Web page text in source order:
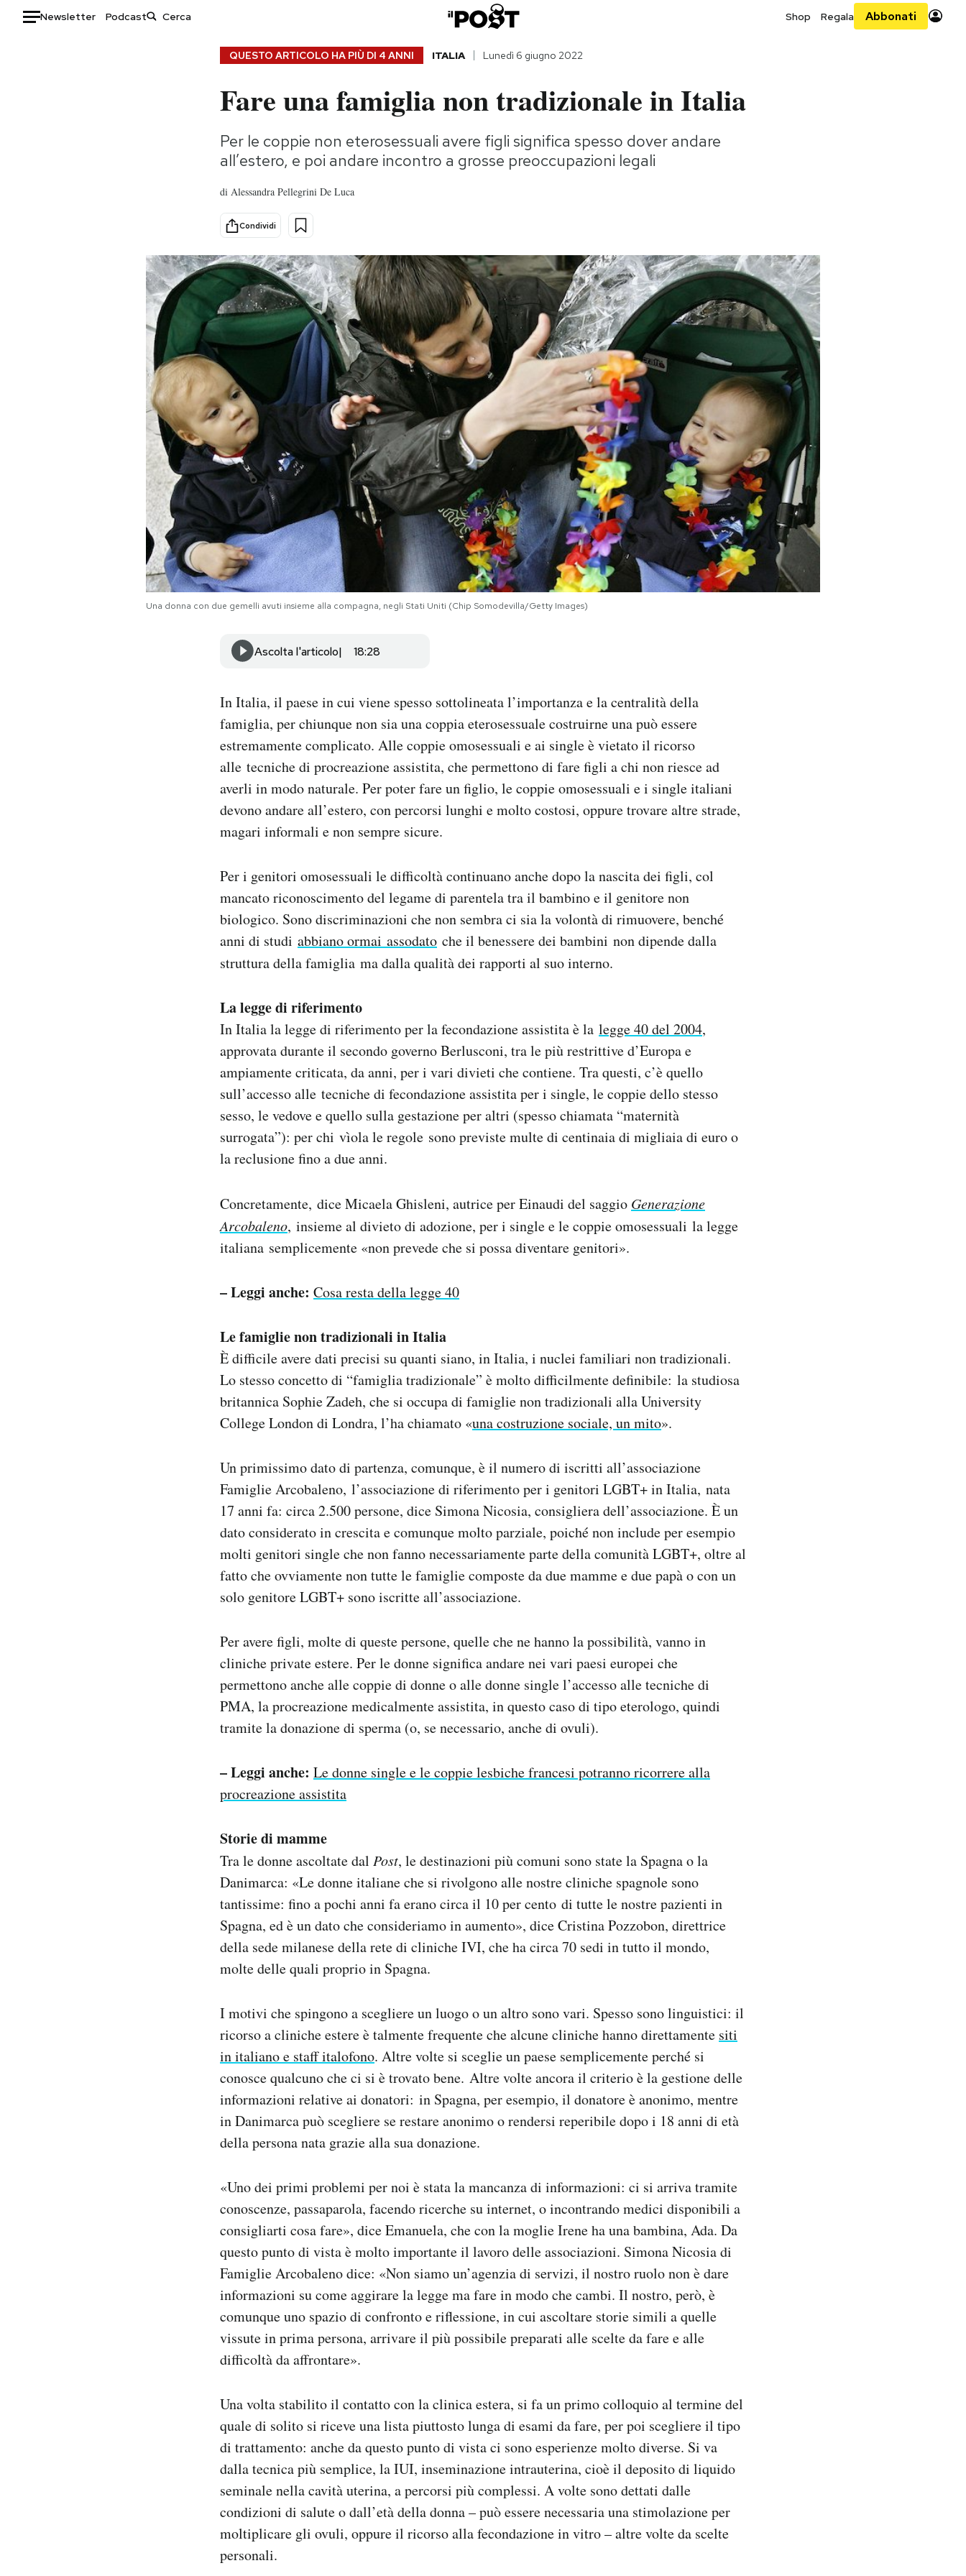
Newsletter Podcast Shop Regala Abbonati
Consumismi
Altrecose
Mondiali calcio 2026
AREA PERSONALE
QUESTO ARTICOLO HA PIÙ DI 4 ANNI ITALIA Lunedì 6 giugno 2022
Fare una famiglia non tradizionale in Italia
Per le coppie non eterosessuali avere figli significa spesso dover andare
all’estero, e poi andare incontro a grosse preoccupazioni legali
di Alessandra Pellegrini De Luca
Condividi
Una donna con due gemelli avuti insieme alla compagna, negli Stati Uniti (Chip Somodevilla/Getty Images)
Ascolta l'articolo 18:28
In Italia, il paese in cui viene spesso sottolineata l’importanza e la centralità della
famiglia, per chiunque non sia una coppia eterosessuale costruirne una può essere
estremamente complicato. Alle coppie omosessuali e ai single è vietato il ricorso
alle tecniche di procreazione assistita, che permettono di fare figli a chi non riesce ad
averli in modo naturale. Per poter fare un figlio, le coppie omosessuali e i single italiani
devono andare all’estero, con percorsi lunghi e molto costosi, oppure trovare altre strade,
magari informali e non sempre sicure.
Per i genitori omosessuali le difficoltà continuano anche dopo la nascita dei figli, col
mancato riconoscimento del legame di parentela tra il bambino e il genitore non
biologico. Sono discriminazioni che non sembra ci sia la volontà di rimuovere, benché
anni di studi abbiano ormai assodato che il benessere dei bambini non dipende dalla
struttura della famiglia ma dalla qualità dei rapporti al suo interno.
La legge di riferimento
In Italia la legge di riferimento per la fecondazione assistita è la legge 40 del 2004,
approvata durante il secondo governo Berlusconi, tra le più restrittive d’Europa e
ampiamente criticata, da anni, per i vari divieti che contiene. Tra questi, c’è quello
sull’accesso alle tecniche di fecondazione assistita per i single, le coppie dello stesso
sesso, le vedove e quello sulla gestazione per altri (spesso chiamata “maternità
surrogata”): per chi vìola le regole sono previste multe di centinaia di migliaia di euro o
la reclusione fino a due anni.
Concretamente, dice Micaela Ghisleni, autrice per Einaudi del saggio Generazione
Arcobaleno, insieme al divieto di adozione, per i single e le coppie omosessuali la legge
italiana semplicemente «non prevede che si possa diventare genitori».
– Leggi anche: Cosa resta della legge 40
Le famiglie non tradizionali in Italia
È difficile avere dati precisi su quanti siano, in Italia, i nuclei familiari non tradizionali.
Lo stesso concetto di “famiglia tradizionale” è molto difficilmente definibile: la studiosa
britannica Sophie Zadeh, che si occupa di famiglie non tradizionali alla University
College London di Londra, l’ha chiamato «una costruzione sociale, un mito».
Un primissimo dato di partenza, comunque, è il numero di iscritti all’associazione
Famiglie Arcobaleno, l’associazione di riferimento per i genitori LGBT+ in Italia, nata
17 anni fa: circa 2.500 persone, dice Simona Nicosia, consigliera dell’associazione. È un
dato considerato in crescita e comunque molto parziale, poiché non include per esempio
molti genitori single che non fanno necessariamente parte della comunità LGBT+, oltre al
fatto che ovviamente non tutte le famiglie composte da due mamme e due papà o con un
solo genitore LGBT+ sono iscritte all’associazione.
Per avere figli, molte di queste persone, quelle che ne hanno la possibilità, vanno in
cliniche private estere. Per le donne significa andare nei vari paesi europei che
permettono anche alle coppie di donne o alle donne single l’accesso alle tecniche di
PMA, la procreazione medicalmente assistita, in questo caso di tipo eterologo, quindi
tramite la donazione di sperma (o, se necessario, anche di ovuli).
– Leggi anche: Le donne single e le coppie lesbiche francesi potranno ricorrere alla
procreazione assistita
Storie di mamme
Tra le donne ascoltate dal Post, le destinazioni più comuni sono state la Spagna o la
Danimarca: «Le donne italiane che si rivolgono alle nostre cliniche spagnole sono
tantissime: fino a pochi anni fa erano circa il 10 per cento di tutte le nostre pazienti in
Spagna, ed è un dato che consideriamo in aumento», dice Cristina Pozzobon, direttrice
della sede milanese della rete di cliniche IVI, che ha circa 70 sedi in tutto il mondo,
molte delle quali proprio in Spagna.
I motivi che spingono a scegliere un luogo o un altro sono vari. Spesso sono linguistici: il
ricorso a cliniche estere è talmente frequente che alcune cliniche hanno direttamente siti
in italiano e staff italofono. Altre volte si sceglie un paese semplicemente perché si
conosce qualcuno che ci si è trovato bene. Altre volte ancora il criterio è la gestione delle
informazioni relative ai donatori: in Spagna, per esempio, il donatore è anonimo, mentre
in Danimarca può scegliere se restare anonimo o rendersi reperibile dopo i 18 anni di età
della persona nata grazie alla sua donazione.
«Uno dei primi problemi per noi è stata la mancanza di informazioni: ci si arriva tramite
conoscenze, passaparola, facendo ricerche su internet, o incontrando medici disponibili a
consigliarti cosa fare», dice Emanuela, che con la moglie Irene ha una bambina, Ada. Da
questo punto di vista è molto importante il lavoro delle associazioni. Simona Nicosia di
Famiglie Arcobaleno dice: «Non siamo un’agenzia di servizi, il nostro ruolo non è dare
informazioni su come aggirare la legge ma fare in modo che cambi. Il nostro, però, è
comunque uno spazio di confronto e riflessione, in cui ascoltare storie simili a quelle
vissute in prima persona, arrivare il più possibile preparati alle scelte da fare e alle
difficoltà da affrontare».
Una volta stabilito il contatto con la clinica estera, si fa un primo colloquio al termine del
quale di solito si riceve una lista piuttosto lunga di esami da fare, per poi scegliere il tipo
di trattamento: anche da questo punto di vista ci sono esperienze molto diverse. Si va
dalla tecnica più semplice, la IUI, inseminazione intrauterina, cioè il deposito di liquido
seminale nella cavità uterina, a percorsi più complessi. A volte sono dettati dalle
condizioni di salute o dall’età della donna – può essere necessaria una stimolazione per
moltiplicare gli ovuli, oppure il ricorso alla fecondazione in vitro – altre volte da scelte
personali.